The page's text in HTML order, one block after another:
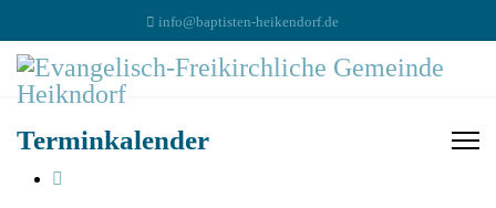
info@baptisten-heikendorf.de
Terminkalender